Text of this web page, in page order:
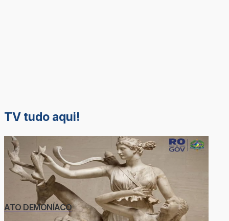
TV tudo aqui!
ATO DEMONÍACO